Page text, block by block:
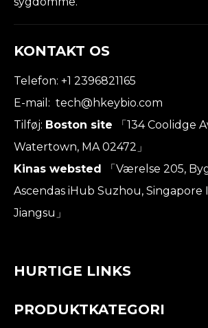
KONTAKT OS
Telefon: +1 2396821165
E-mail: tech@hkeybio.com
Tilføj: Boston site
「134 Coolidge
Watertown, MA 02472」
Kinas websted
「Værelse 205,
Ascendas iHub Suzhou, Singapore
Jiangsu」
HURTIGE LINKS
PRODUKTKATEGORI